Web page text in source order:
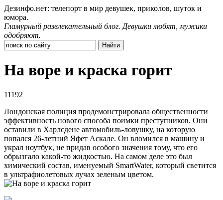
Дезинфо.нет: телепорт в мир девушек, приколов, шуток и
юмора.
Гламурный развлекательный блог. Девушки любят, мужики
одобряют.
На воре и краска горит
11192
Лондонская полиция продемонстрировала общественности
эффективность нового способа поимки преступников. Они
оставили в Харлсдене автомобиль-ловушку, на которую
попался 26-летний Яфет Аскале. Он вломился в машину и
украл ноутбук, не придав особого значения тому, что его
обрызгало какой-то жидкостью. На самом деле это был
химический состав, именуемый SmartWater, который светится
в ультрафиолетовых лучах зеленым цветом.